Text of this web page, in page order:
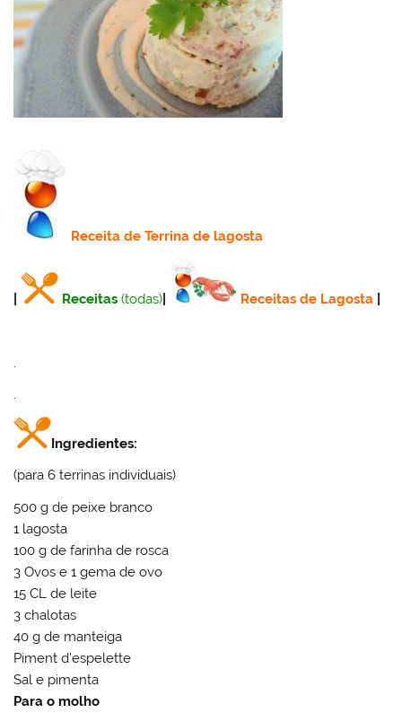
Receitade Terrina de lagosta
Receitas (todas) Receitas de Lagosta
.
.
Ingredientes:
(para 6 terrinas individuais)
500 g de peixe branco
1 lagosta
100 g de farinha de rosca
3 Ovos e 1 gema de ovo
15 CL de leite
3 chalotas
40 g de manteiga
Piment d’espelette
Sal e pimenta
Para o molho